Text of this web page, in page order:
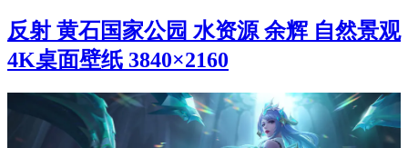
反射 黄石国家公园 水资源 余辉 自然景观
4K桌面壁纸 3840×2160